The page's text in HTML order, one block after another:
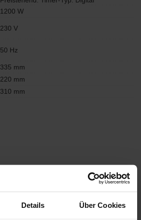
Details Über Cookies
1200 W
230 V
50 Hz
335 mm
220 mm
310 mm